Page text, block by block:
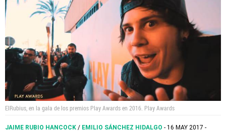
ElRubius, en la gala de los premios Play Awards en 2016. Play Awards
JAIME RUBIO HANCOCK / EMILIO SÁNCHEZ HIDALGO
16 MAY 2017 -